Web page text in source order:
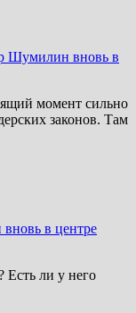
Шумилин вновь в
момент сильно
законов. Там
в центре
Есть ли у него